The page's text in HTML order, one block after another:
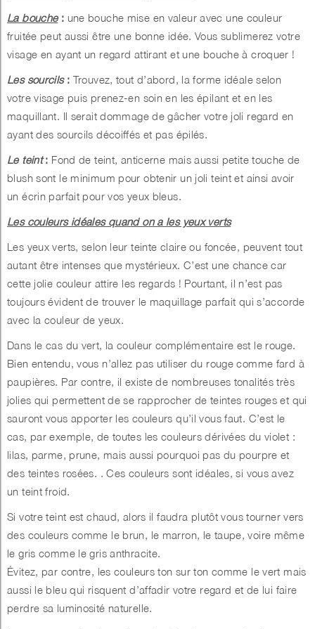
La bouche: une bouche mise en valeur avec une couleur
fruitée peut aussi être une bonne idée. Vous sublimerez votre
visage en ayant un regard attirant et une bouche à croquer !
Les sourcils: Trouvez, tout d’abord, la forme idéale selon
votre visage puis prenez-en soin en les épilant et en les
maquillant. Il serait dommage de gâcher votre joli regard en
ayant des sourcils décoiffés et pas épilés.
Le teint: Fond de teint, anticerne mais aussi petite touche de
blush sont le minimum pour obtenir un joli teint et ainsi avoir
un écrin parfait pour vos yeux bleus.
Les couleurs idéales quand on a les yeux verts
Les yeux verts, selon leur teinte claire ou foncée, peuvent tout
autant être intenses que mystérieux. C’est une chance car
cette jolie couleur attire les regards ! Pourtant, il n’est pas
toujours évident de trouver le maquillage parfait qui s’accorde
avec la couleur de yeux.
Dans le cas du vert, la couleur complémentaire est le rouge.
Bien entendu, vous n’allez pas utiliser du rouge comme fard à
paupières. Par contre, il existe de nombreuses tonalités très
jolies qui permettent de se rapprocher de teintes rouges et qui
sauront vous apporter les couleurs qu’il vous faut. C’est le
cas, par exemple, de toutes les couleurs dérivées du violet :
lilas, parme, prune, mais aussi pourquoi pas du pourpre et
des teintes rosées. . Ces couleurs sont idéales, si vous avez
un teint froid.
Si votre teint est chaud, alors il faudra plutôt vous tourner vers
des couleurs comme le brun, le marron, le taupe, voire même
le gris comme le gris anthracite.
Évitez, par contre, les couleurs ton sur ton comme le vert mais
aussi le bleu qui risquent d’affadir votre regard et de lui faire
perdre sa luminosité naturelle.